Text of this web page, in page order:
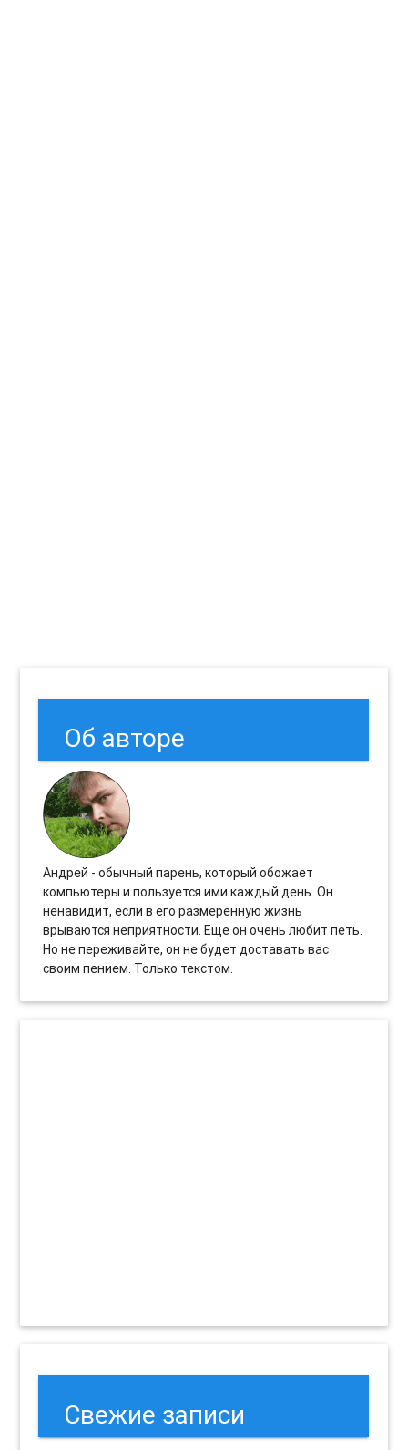
Об авторе
Андрей - обычный парень, который обожает
компьютеры и пользуется ими каждый день. Он
ненавидит, если в его размеренную жизнь
врываются неприятности. Еще он очень любит петь.
Но не переживайте, он не будет доставать вас
своим пением. Только текстом.
Свежие записи